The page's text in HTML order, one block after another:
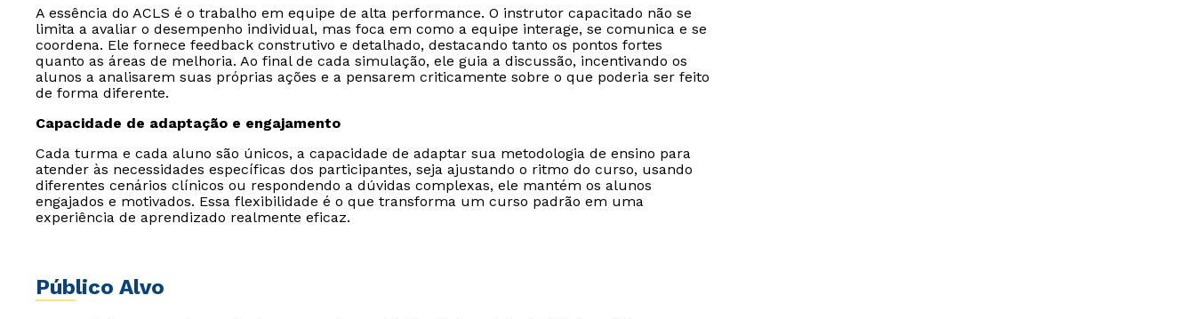
A essência do ACLS é o trabalho em equipe de alta performance. O instrutor capacitado não se
limita a avaliar o desempenho individual, mas foca em como a equipe interage, se comunica e se
coordena. Ele fornece feedback construtivo e detalhado, destacando tanto os pontos fortes
quanto as áreas de melhoria. Ao final de cada simulação, ele guia a discussão, incentivando os
alunos a analisarem suas próprias ações e a pensarem criticamente sobre o que poderia ser feito
de forma diferente.
Capacidade de adaptação e engajamento
Cada turma e cada aluno são únicos, a capacidade de adaptar sua metodologia de ensino para
atender às necessidades específicas dos participantes, seja ajustando o ritmo do curso, usando
diferentes cenários clínicos ou respondendo a dúvidas complexas, ele mantém os alunos
engajados e motivados. Essa flexibilidade é o que transforma um curso padrão em uma
experiência de aprendizado realmente eficaz.
Público Alvo